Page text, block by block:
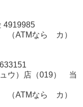
ATMなら カ）
ウ）店（019） 当
ATMなら カ）